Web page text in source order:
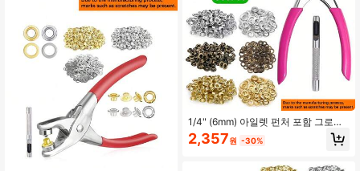
1/4" (6mm) 아일렛 펀처 포함 그로밋
세팅 툴 – 가죽 태그, 스크랩북, 라벨,
선물 가방 & 수공예품용
2,357원 -30%